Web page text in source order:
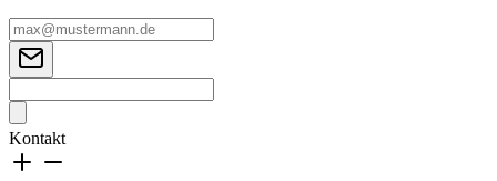
Kontakt